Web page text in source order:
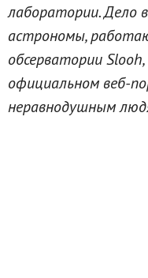
лаборатории. Дело
астрономы,
обсерватории
официальном веб-
неравнодушным